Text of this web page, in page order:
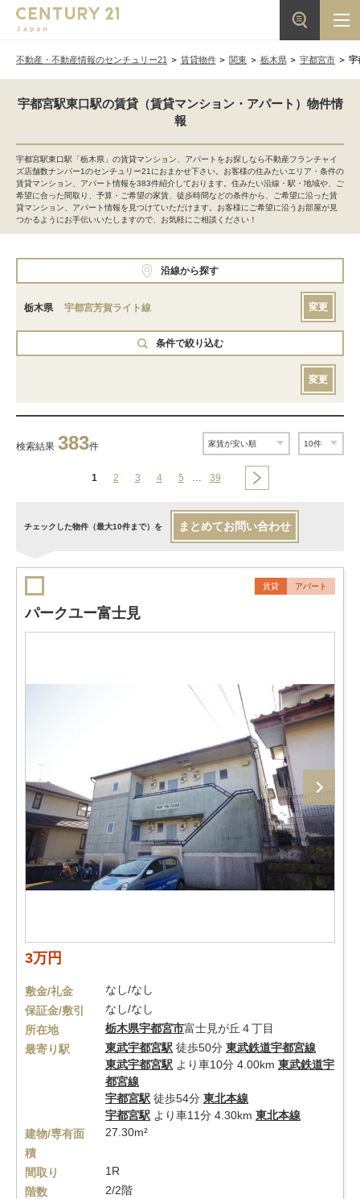
不動産・不動産情報のセンチュリー21 賃貸物件 関東 栃木県 宇都宮市 宇
宇都宮駅東口駅の賃貸（賃貸マンション・アパート）物件情
報
宇都宮駅東口駅「栃木県」の賃貸マンション、アパートをお探しなら不動産フランチャイ
ズ店舗数ナンバー1のセンチュリー21におまかせ下さい。お客様の住みたいエリア・条件の
賃貸マンション、アパート情報を383件紹介しております。住みたい沿線・駅・地域や、ご
希望に合った間取り、予算・ご希望の家賃、徒歩時間などの条件から、ご希望に沿った賃
貸マンション、アパート情報を見つけていただけます。お客様にご希望に沿うお部屋が見
つかるようにお手伝いいたしますので、お気軽にご相談ください！
沿線から探す
栃木県 宇都宮芳賀ライト線 変更
条件で絞り込む
変更
検索結果 383件
1 2 3 4 5 … 39
チェックした物件（最大10件まで）を まとめてお問い合わせ
賃貸 アパート
パークユー富士見
3万円
敷金/礼金
なし/なし
保証金/敷引
なし/なし
所在地
栃木県宇都宮市富士見が丘４丁目
最寄り駅
東武宇都宮駅 徒歩50分 東武鉄道宇都宮線
東武宇都宮駅 より車10分 4.00km 東武鉄道宇
都宮線
宇都宮駅 徒歩54分 東北本線
宇都宮駅 より車11分 4.30km 東北本線
建物/専有面
積
27.30m²
間取り
1R
階数
2/2階